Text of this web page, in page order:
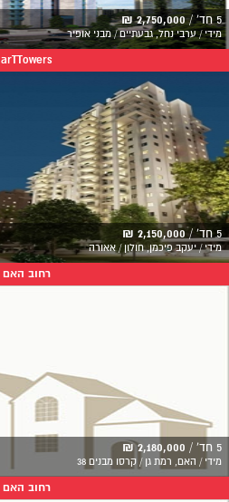
5 חד' / 2,750,000 ₪
מידי / ערבי נחל, גבעתיים / מבני אופיר
arTTowers
5 חד' / 2,150,000 ₪
מידי / יעקב פיכמן, חולון / אאורה
רחוב האם
5 חד' / 2,180,000 ₪
מידי / האם, רמת גן / קרסו מבנים 38
רחוב האם